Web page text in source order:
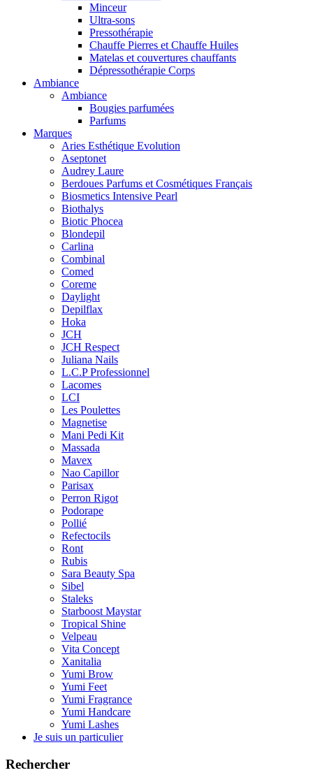
Minceur
Ultra-sons
Pressothérapie
Chauffe Pierres et Chauffe Huiles
Matelas et couvertures chauffants
Dépressothérapie Corps
Ambiance
Ambiance
Bougies parfumées
Parfums
Marques
Aries Esthétique Evolution
Aseptonet
Audrey Laure
Berdoues Parfums et Cosmétiques Français
Biosmetics Intensive Pearl
Biothalys
Biotic Phocea
Blondepil
Carlina
Combinal
Comed
Coreme
Daylight
Depilflax
Hoka
JCH
JCH Respect
Juliana Nails
L.C.P Professionnel
Lacomes
LCI
Les Poulettes
Magnetise
Mani Pedi Kit
Massada
Mavex
Nao Capillor
Parisax
Perron Rigot
Podorape
Pollié
Refectocils
Ront
Rubis
Sara Beauty Spa
Sibel
Staleks
Starboost Maystar
Tropical Shine
Velpeau
Vita Concept
Xanitalia
Yumi Brow
Yumi Feet
Yumi Fragrance
Yumi Handcare
Yumi Lashes
Je suis un particulier
Rechercher